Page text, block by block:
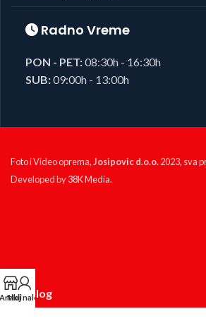
Radno Vreme
PON - PET:08:30h - 16:30h
SUB:09:00h - 13:00h
Foto i Video oprema,Josipovic d.o.o.2023, sva
Developed by38K Media.
KP Izlog
Artikli
Moj nalog